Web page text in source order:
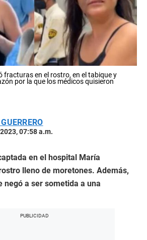
fracturas en el rostro, en el tabique y
por la que los médicos quisieron
07:58 a.m.
en el hospital María
lleno de moretones. Además,
negó a ser sometida a una